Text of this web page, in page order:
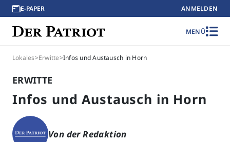
E-PAPER ANMELDEN
MENÜ
Lokales>Erwitte>Infos und Austausch in Horn
ERWITTE
Infos und Austausch in Horn
Von der Redaktion